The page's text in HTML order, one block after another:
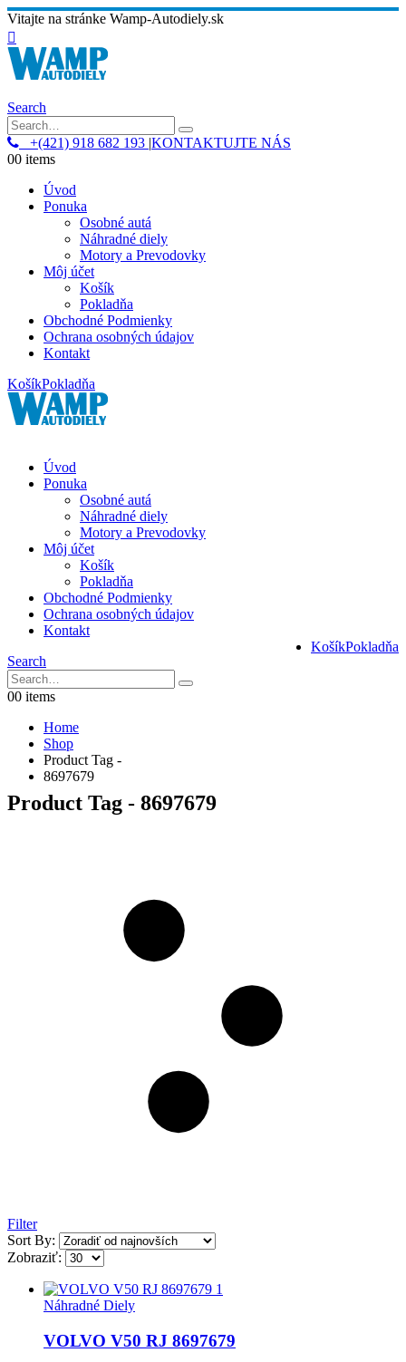
Vitajte na stránke Wamp-Autodiely.sk
Search
+(421) 918 682 193 |KONTAKTUJTE NÁS
00 items
Úvod
Ponuka
Osobné autá
Náhradné diely
Motory a Prevodovky
Môj účet
Košík
Pokladňa
Obchodné Podmienky
Ochrana osobných údajov
Kontakt
KošíkPokladňa
Úvod
Ponuka
Osobné autá
Náhradné diely
Motory a Prevodovky
Môj účet
Košík
Pokladňa
Obchodné Podmienky
Ochrana osobných údajov
Kontakt
KošíkPokladňa
Search
00 items
Home
Shop
Product Tag -
8697679
Product Tag - 8697679
Filter
Sort By:
Zobraziť:
Náhradné Diely
VOLVO V50 RJ 8697679